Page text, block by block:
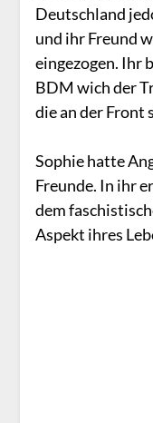
Deutschland
und ihr Freund
eingezogen. Ihr
BDM wich der
die an der Front
Sophie hatte
Freunde. In ihr
dem
Aspekt ihres